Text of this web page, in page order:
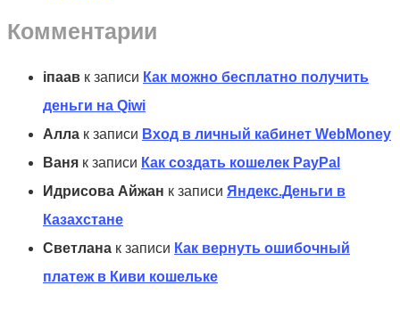
Комментарии
іпаав к записи Как можно бесплатно получить
деньги на Qiwi
Алла к записи Вход в личный кабинет WebMoney
Ваня к записи Как создать кошелек PayPal
Идрисова Айжан к записи Яндекс.Деньги в
Казахстане
Светлана к записи Как вернуть ошибочный
платеж в Киви кошельке